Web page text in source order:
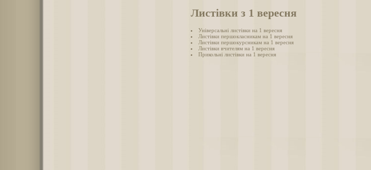
Листівки з 1 вересня
Універсальні листівки на 1 вересня
Листівки першокласникам на 1 вересня
Листівки першокурсникам на 1 вересня
Листівки вчителям на 1 вересня
Прикольні листівки на 1 вересня